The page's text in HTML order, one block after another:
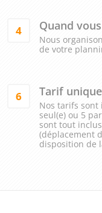
4 Quand
Nous
de votre
6 Tarif unique
Nos tarifs sont
seul(e) ou 5
sont tout
(déplacement
disposition de